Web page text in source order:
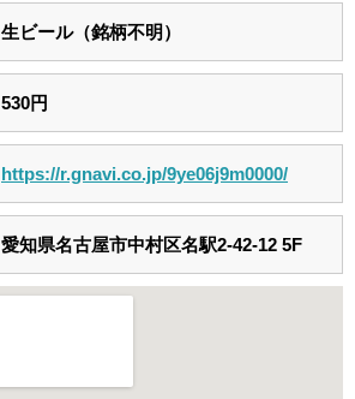
生ビール（銘柄不明）
530円
https://r.gnavi.co.jp/9ye06j9m0000/
愛知県名古屋市中村区名駅2-42-12 5F